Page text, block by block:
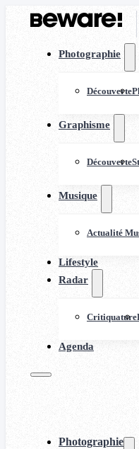
Photographie
Découverte
Graphisme
Découverte
Musique
Actualité
Lifestyle
Radar
Critiquature
Agenda
Photographie